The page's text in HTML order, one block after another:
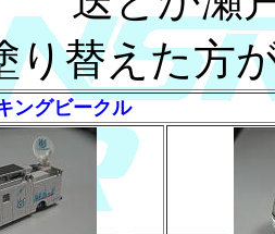
り替えた方
ングビークル